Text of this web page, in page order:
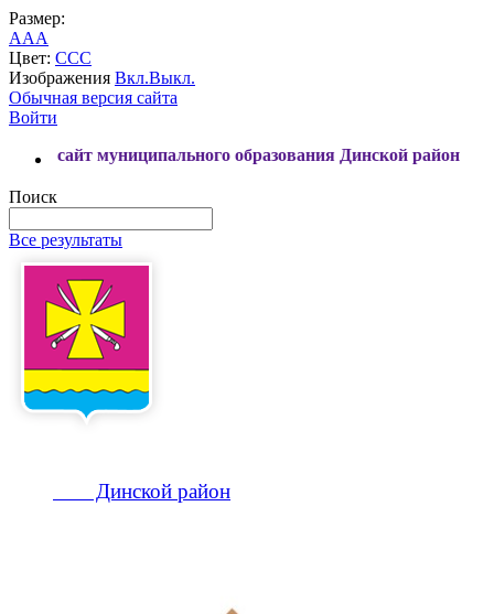
Размер:
AAA
Цвет: CCC
Изображения Вкл.Выкл.
Обычная версия сайта
Войти
образования Динской район
Поиск
Все результаты
Динской район